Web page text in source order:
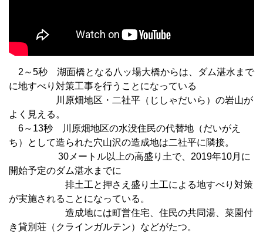
2～5秒 湖面橋となる八ッ場大橋からは、ダム湛水まで
に地すべり対策工事を行うことになっている
川原畑地区・二社平（じしゃだいら）の岩山が
よく見える。
6～13秒 川原畑地区の水没住民の代替地（だいがえ
ち）として造られた穴山沢の造成地は二社平に隣接。
30メートル以上の高盛り土で、2019年10月に
開始予定のダム湛水までに
排土工と押さえ盛り土工による地すべり対策
が実施されることになっている。
造成地には町営住宅、住民の共同湯、菜園付
き貸別荘（クラインガルテン）などがたつ。